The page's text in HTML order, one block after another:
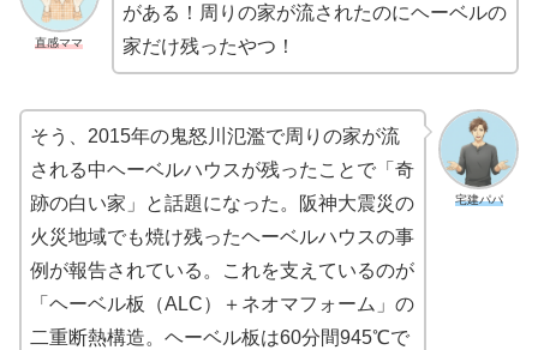
直感ママ
がある！周りの家が流されたのにヘーベルの
家だけ残ったやつ！
宅建パパ
そう、2015年の鬼怒川氾濫で周りの家が流
される中ヘーベルハウスが残ったことで「奇
跡の白い家」と話題になった。阪神大震災の
火災地域でも焼け残ったヘーベルハウスの事
例が報告されている。これを支えているのが
「ヘーベル板（ALC）＋ネオマフォーム」の
二重断熱構造。ヘーベル板は60分間945℃で